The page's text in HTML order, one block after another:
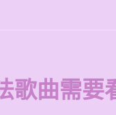
歌曲需要